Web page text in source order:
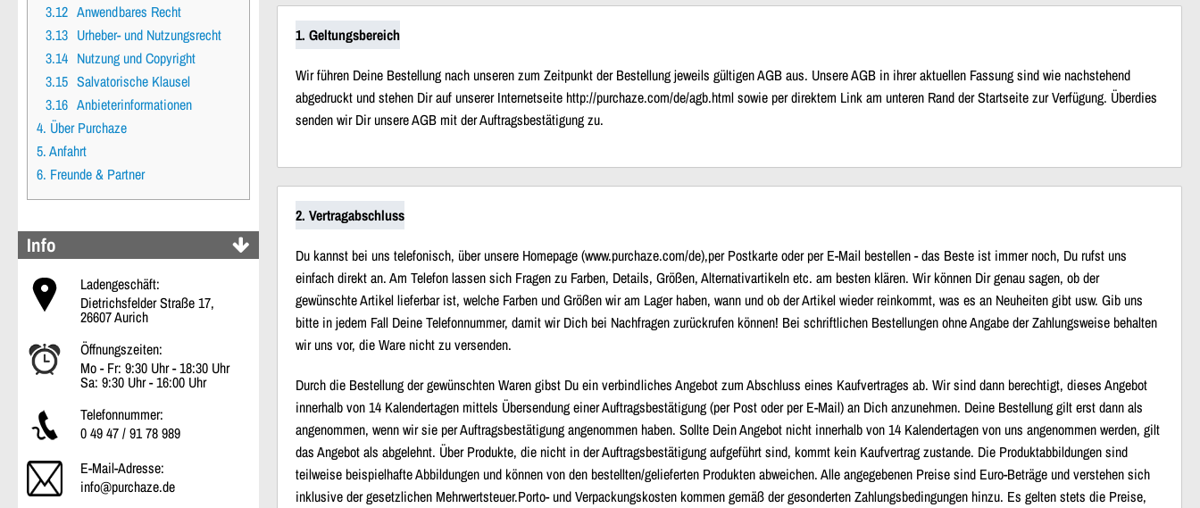
3.12 Anwendbares Recht
3.13 Urheber- und Nutzungsrecht
3.14 Nutzung und Copyright
3.15 Salvatorische Klausel
3.16 Anbieterinformationen
4. Über Purchaze
5. Anfahrt
6. Freunde & Partner
Info
Ladengeschäft:
Dietrichsfelder Straße 17,
26607 Aurich
Öffnungszeiten:
Mo - Fr: 9:30 Uhr - 18:30 Uhr
Sa: 9:30 Uhr - 16:00 Uhr
Telefonnummer:
0 49 47 / 91 78 989
E-Mail-Adresse:
info@purchaze.de
1. Geltungsbereich
Wir führen Deine Bestellung nach unseren zum Zeitpunkt der Bestellung jeweils gültigen AGB aus. Unsere AGB in ihrer aktuellen Fassung sind wie nachstehend
abgedruckt und stehen Dir auf unserer Internetseite http://purchaze.com/de/agb.html sowie per direktem Link am unteren Rand der Startseite zur Verfügung. Überdies
senden wir Dir unsere AGB mit der Auftragsbestätigung zu.
2. Vertragabschluss
Du kannst bei uns telefonisch, über unsere Homepage (www.purchaze.com/de),per Postkarte oder per E-Mail bestellen - das Beste ist immer noch, Du rufst uns
einfach direkt an. Am Telefon lassen sich Fragen zu Farben, Details, Größen, Alternativartikeln etc. am besten klären. Wir können Dir genau sagen, ob der
gewünschte Artikel lieferbar ist, welche Farben und Größen wir am Lager haben, wann und ob der Artikel wieder reinkommt, was es an Neuheiten gibt usw. Gib uns
bitte in jedem Fall Deine Telefonnummer, damit wir Dich bei Nachfragen zurückrufen können! Bei schriftlichen Bestellungen ohne Angabe der Zahlungsweise behalten
wir uns vor, die Ware nicht zu versenden.
Durch die Bestellung der gewünschten Waren gibst Du ein verbindliches Angebot zum Abschluss eines Kaufvertrages ab. Wir sind dann berechtigt, dieses Angebot
innerhalb von 14 Kalendertagen mittels Übersendung einer Auftragsbestätigung (per Post oder per E-Mail) an Dich anzunehmen. Deine Bestellung gilt erst dann als
angenommen, wenn wir sie per Auftragsbestätigung angenommen haben. Sollte Dein Angebot nicht innerhalb von 14 Kalendertagen von uns angenommen werden, gilt
das Angebot als abgelehnt. Über Produkte, die nicht in der Auftragsbestätigung aufgeführt sind, kommt kein Kaufvertrag zustande. Die Produktabbildungen sind
teilweise beispielhafte Abbildungen und können von den bestellten/gelieferten Produkten abweichen. Alle angegebenen Preise sind Euro-Beträge und verstehen sich
inklusive der gesetzlichen Mehrwertsteuer.Porto- und Verpackungskosten kommen gemäß der gesonderten Zahlungsbedingungen hinzu. Es gelten stets die Preise,